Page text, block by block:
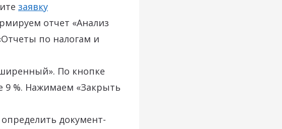
заявку
отчет «Анализ
по налогам и
По кнопке
9 %. Нажимаем «Закрыть
документ-